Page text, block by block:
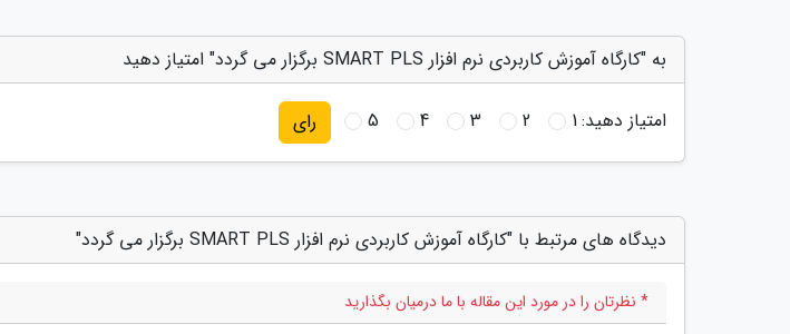
به "کارگاه آموزش کاربردی نرم افزار SMART PLS برگزار می گردد" امتیاز دهید
امتیاز دهید:1
2
3
4
5 رای
دیدگاه های مرتبط با "کارگاه آموزش کاربردی نرم افزار SMART PLS برگزار می گردد"
* نظرتان را در مورد این مقاله با ما درمیان بگذارید